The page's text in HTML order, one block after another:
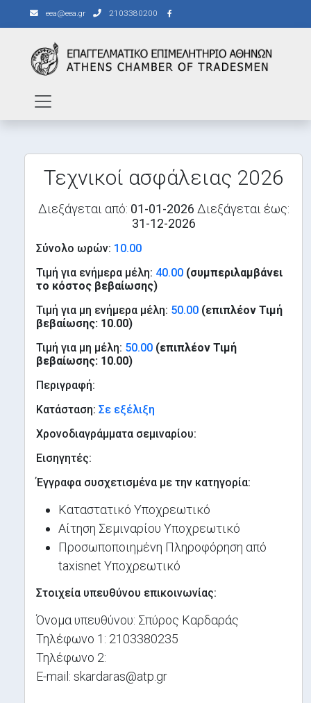
eea@eea.gr 2103380200
Τεχνικοί ασφάλειας 2026
Διεξάγεται από: 01-01-2026 Διεξάγεται έως:
31-12-2026
Σύνολο ωρών: 10.00
Τιμή για ενήμερα μέλη: 40.00 (συμπεριλαμβάνει
το κόστος βεβαίωσης)
Τιμή για μη ενήμερα μέλη: 50.00 (επιπλέον Τιμή
βεβαίωσης: 10.00)
Τιμή για μη μέλη: 50.00 (επιπλέον Τιμή
βεβαίωσης: 10.00)
Περιγραφή:
Κατάσταση: Σε εξέλιξη
Χρονοδιαγράμματα σεμιναρίου:
Εισηγητές:
Έγγραφα συσχετισμένα με την κατηγορία:
Καταστατικό Υποχρεωτικό
Αίτηση Σεμιναρίου Υποχρεωτικό
Προσωποποιημένη Πληροφόρηση από
taxisnet Υποχρεωτικό
Στοιχεία υπευθύνου επικοινωνίας:
Όνομα υπευθύνου: Σπύρος Καρδαράς
Τηλέφωνο 1: 2103380235
Τηλέφωνο 2:
E-mail: skardaras@atp.gr